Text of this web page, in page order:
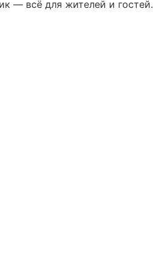
— всё для жителей и гостей.